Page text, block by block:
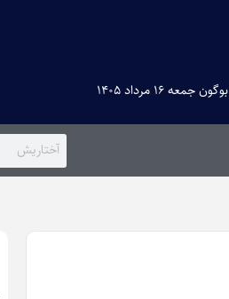
بوگون جمعه ۱۶ مرداد ۱۴۰۵